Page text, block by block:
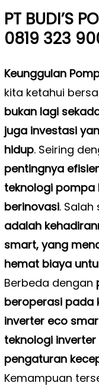
PT BUDI’S
0819 323
Keunggulan
kita ketahui
bukan lagi
juga investasi
hidup. Seiring
pentingnya
teknologi pompa
berinovasi. Salah
adalah
smart, yang
hemat biaya
Berbeda dengan
beroperasi pada
inverter eco
teknologi
pengaturan
Kemampuan